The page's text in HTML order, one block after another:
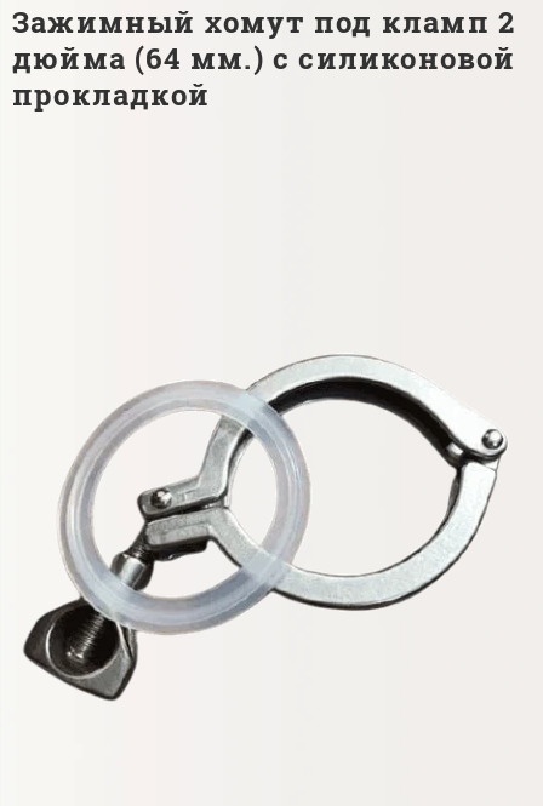
Зажимный хомут под кламп 2
дюйма (64 мм.) с силиконовой
прокладкой